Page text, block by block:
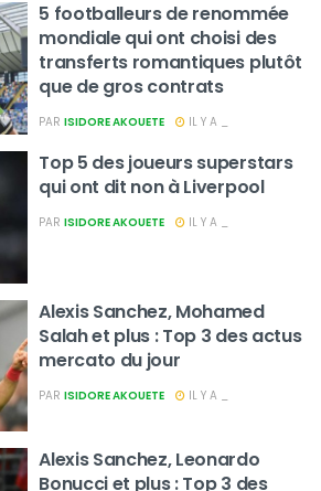
5 footballeurs de renommée
mondiale qui ont choisi des
transferts romantiques plutôt
que de gros contrats
PAR ISIDORE AKOUETE IL Y A _
Top 5 des joueurs superstars
qui ont dit non à Liverpool
PAR ISIDORE AKOUETE IL Y A _
Alexis Sanchez, Mohamed
Salah et plus : Top 3 des actus
mercato du jour
PAR ISIDORE AKOUETE IL Y A _
Alexis Sanchez, Leonardo
Bonucci et plus : Top 3 des